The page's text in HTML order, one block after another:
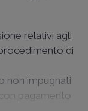
relativi agli
di
non impugnati
pagamento